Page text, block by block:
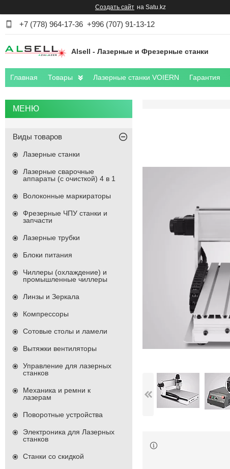
Создать сайт на Satu.kz
+7 (778) 964-17-36 +996 (707) 91-13-12
Alsell - Лазерные и Фрезерные станки
Главная Товары Лазерные станки VOIERN Гарантия
Виды товаров
Лазерные станки
Лазерные сварочные
аппараты (с очисткой) 4 в 1
Волоконные маркираторы
Фрезерные ЧПУ станки и
запчасти
Лазерные трубки
Блоки питания
Чиллеры (охлаждение) и
промышленные чиллеры
Линзы и Зеркала
Компрессоры
Сотовые столы и ламели
Вытяжки вентиляторы
Управление для лазерных
станков
Механика и ремни к
лазерам
Поворотные устройства
Электроника для Лазерных
станков
Станки со скидкой